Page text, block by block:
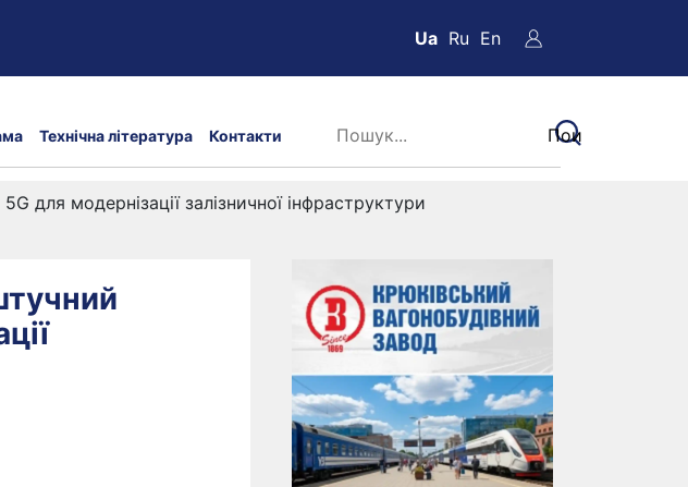
Ua Ru En
Технічна література Контакти
для модернізації залізничної інфраструктури